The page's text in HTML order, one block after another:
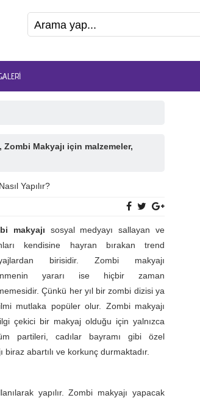
Zombi Makyajı için malzemeler,
Yapılır?
makyajı sosyal medyayı sallayan ve
kendisine hayran bırakan trend
birisidir. Zombi makyajı
yararı ise hiçbir zaman
Çünkü her yıl bir zombi dizisi ya
mutlaka popüler olur. Zombi makyajı
çekici bir makyaj olduğu için yalnızca
partileri, cadılar bayramı gibi özel
abartılı ve korkunç durmaktadır.
yapılır. Zombi makyajı yapacak